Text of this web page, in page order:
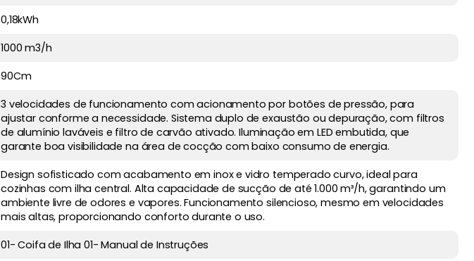
0,18kWh
1000 m3/h
90Cm
3 velocidades de funcionamento com acionamento por botões de pressão, para
ajustar conforme a necessidade. Sistema duplo de exaustão ou depuração, com filtros
de alumínio laváveis e filtro de carvão ativado. Iluminação em LED embutida, que
garante boa visibilidade na área de cocção com baixo consumo de energia.
Design sofisticado com acabamento em inox e vidro temperado curvo, ideal para
cozinhas com ilha central. Alta capacidade de sucção de até 1.000 m³/h, garantindo um
ambiente livre de odores e vapores. Funcionamento silencioso, mesmo em velocidades
mais altas, proporcionando conforto durante o uso.
01- Coifa de Ilha 01- Manual de Instruções